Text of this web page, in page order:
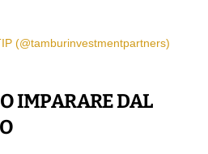
(@tamburinvestmentpartners)
IMPARARE DAL